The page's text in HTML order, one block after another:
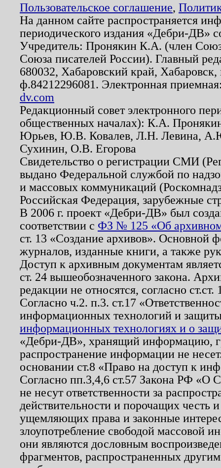
Пользовательское соглашение,
На данном сайте распространяется
периодического издания «Дебри-ДВ»
Учредитель: Пронякин К.А. (член
Союза писателей России). Главный
680032, Хабаровский край,
ф.84212296081. Электронная
dv.com
Редакционный совет электронного
общественных началах): К.А.
Юрьев, Ю.В. Ковалев, Л.Н. Левина,
Сухинин, О.В. Егорова
Свидетельство о регистрации СМИ
выдано Федеральной службой по
и массовых коммуникаций
Российская Федерация, зарубежные
В 2006 г. проект «Дебри-ДВ» был
соответствии с ФЗ № 125 «Об
ст. 13 «Создание архивов». Основной
журналов, изданные книги, а также
Доступ к архивным документам
ст. 24 вышеобозначенного закона.
редакции не относятся, согласно
Согласно ч.2. п.3. ст.17
информационных технологий и
информационных технологиях и о
«Дебри-ДВ», хранящий информацию,
распространение информации не
основании ст.8 «Право на доступ к
Согласно пп.3,4,6 ст.57 Закона РФ «О
не несут ответственности за
действительности и порочащих честь
ущемляющих права и законные
злоупотребление свободой массовой
они являются дословным
фрагментов, распространенных